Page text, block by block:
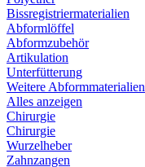
Bissregistriermaterialien
Abformlöffel
Abformzubehör
Artikulation
Unterfütterung
Weitere Abformmaterialien
Alles anzeigen
Chirurgie
Chirurgie
Wurzelheber
Zahnzangen